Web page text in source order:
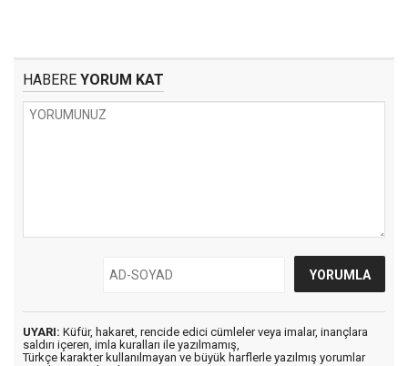
HABERE YORUM KAT
UYARI: Küfür, hakaret, rencide edici cümleler veya imalar, inançlara
saldırı içeren, imla kuralları ile yazılmamış,
Türkçe karakter kullanılmayan ve büyük harflerle yazılmış yorumlar